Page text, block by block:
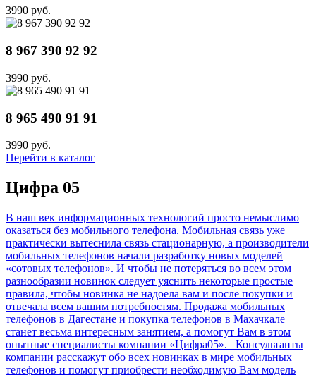
3990 руб.
8 967 390 92 92
3990 руб.
8 965 490 91 91
3990 руб.
Перейти в каталог
Цифра 05
В наш век информационных технологий просто немыслимо
оказаться без мобильного телефона. Мобильная связь уже
практически вытеснила связь стационарную, а производители
мобильных телефонов начали разработку новых моделей
«сотовых телефонов». И чтобы не потеряться во всем этом
разнообразии новинок следует уяснить некоторые простые
правила, чтобы новинка не надоела вам и после покупки и
отвечала всем вашим потребностям. Продажа мобильных
телефонов в Дагестане и покупка телефонов в Махачкале
станет весьма интересным занятием, а помогут Вам в этом
опытные специалисты компании «Цифра05». Консультанты
компании расскажут обо всех новинках в мире мобильных
телефонов и помогут приобрести необходимую Вам модель